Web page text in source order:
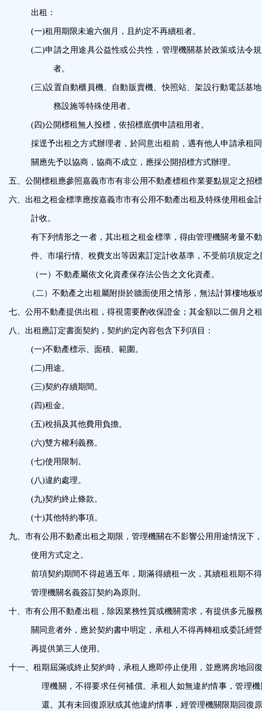
出租：
(一)租用期限未逾六個月，且約定不再續租者。
(二)申請之用途具公益性或公共性，管理機關基於政策或法令
者。
(三)設置自動櫃員機、自動販賣機、快照站、架設行動電話基
務設施等特殊使用者。
(四)公開標租無人投標，依招標底價申請租用者。
採逕予出租之方式辦理者，於同意出租前，遇有他人申請承租
關應先予以協商，協商不成立，應採公開招標方式辦理。
五、 公開標租應參照嘉義市市有非公用不動產標租作業要點規定之招
六、 出租之租金標準應按嘉義市市有公用不動產出租及特殊使用租金
計收。
有下列情形之一者，其出租之租金標準，得由管理機關考量不
件、市場行情、稅費支出等因素訂定計收基準，不受前項規定
（一）不動產屬依文化資產保存法公告之文化資產。
（二）不動產之出租屬附掛於牆面使用之情形，無法計算樓地板
七、 公用不動產提供出租，得視需要酌收保證金；其金額以二個月之
八、 出租應訂定書面契約，契約約定內容包含下列項目：
(一)不動產標示、面積、範圍。
(二)用途。
(三)契約存續期間。
(四)租金。
(五)稅捐及其他費用負擔。
(六)雙方權利義務。
(七)使用限制。
(八)違約處理。
(九)契約終止條款。
(十)其他特約事項。
九、 市有公用不動產出租之期限，管理機關在不影響公用用途情況下
使用方式定之。
前項契約期間不得超過五年，期滿得續租一次，其續租租期不
管理機關名義簽訂契約為原則。
十、 市有公用不動產出租，除因業務性質或機關需求，有提供多元服
關同意者外，應於契約書中明定，承租人不得再轉租或委託經
再提供第三人使用。
十一、 租期屆滿或終止契約時，承租人應即停止使用，並應將房地回
理機關，不得要求任何補償。承租人如無違約情事，管理
還。其有未回復原狀或其他違約情事，經管理機關限期回復